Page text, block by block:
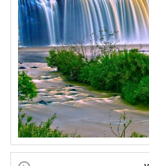
Công đoàn phường Tuy Hòa
97 năm ngày thành lập Công